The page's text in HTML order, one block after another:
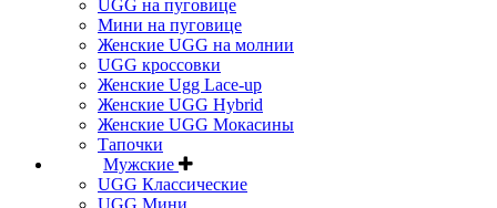
UGG на пуговице
Мини на пуговице
Женские UGG на молнии
UGG кроссовки
Женские Ugg Lace-up
Женские UGG Hybrid
Женские UGG Мокасины
Тапочки
Мужские
UGG Классические
UGG Мини